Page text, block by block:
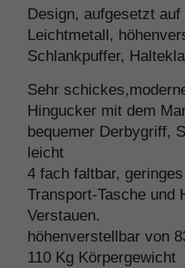
Design, aufgesetzt
Leichtmetall,
Schlankpuffer,
Sehr
Hingucker mit dem
bequemer Derbygriff,
leicht
4 fach faltbar,
Transport-Tasche und
Verstauen.
höhenverstellbar von
110 Kg Körpergewicht